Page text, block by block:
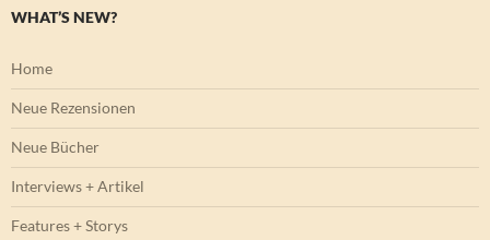
WHAT’S NEW?
Home
Neue Rezensionen
Neue Bücher
Interviews + Artikel
Features + Storys